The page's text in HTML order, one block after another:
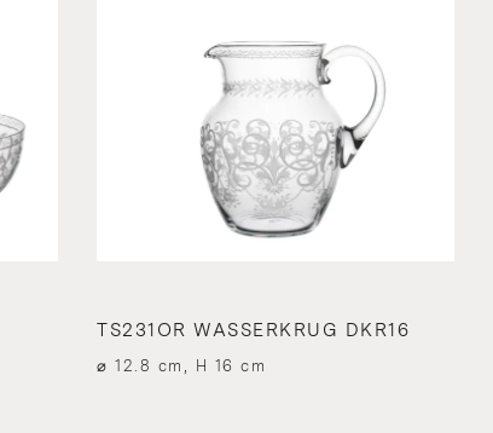
TS231OR WASSERKRUG DKR16
⌀ 12.8 cm, H 16 cm